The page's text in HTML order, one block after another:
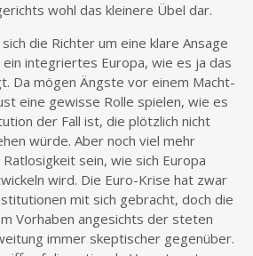
wohl das kleinere Übel dar.
die Richter um eine klare Ansage
integriertes Europa, wie es ja das
Da mögen Ängste vor einem Macht-
eine gewisse Rolle spielen, wie es
der Fall ist, die plötzlich nicht
würde. Aber noch viel mehr
sein, wie sich Europa
wird. Die Euro-Krise hat zwar
mit sich gebracht, doch die
Vorhaben angesichts der steten
immer skeptischer gegenüber.